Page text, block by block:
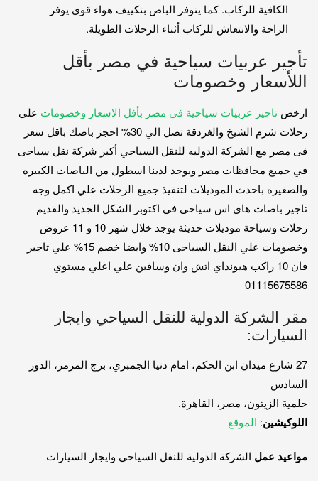
الكافية للركاب. كما يتوفر الباص بتكييف هواء قوي يوفر
الراحة والانتعاش للركاب أثناء الرحلات الطويلة.
تأجير عربيات سياحية في مصر بأقل
اللأسعار وخصومات
ارخص تاجير عربيات سياحية في مصر بأفل الاسعار وخصومات علي
رحلات شرم الشيخ والغردقة تصل الي 30% احجز باصك باقل سعر
فى مصر مع الشركة الدوليه للنقل السياحي أكبر شركة نقل سياحى
في جميع محافظات مصر ويوجد لدينا اسطول من الباصات الكبيره
والصغيره باحدث الموديلات لتنفيذ جميع الرحلات علي اكمل وجه
تاجير باصات هاي اس سياحى في اكتوبر الشكل الجديد والقديم
رحلات وسياحة موديلات حديثة يوجد خلال شهر 10 و 11 عروض
وخصومات علي النقل السياحى 10% وايضا خصم 15% علي تاجير
فان 10 راكب هيونداي اتش وان وساقين علي اعلي مستوي
01115675586
مقر الشركة الدولية للنقل السياحي وايجار
السيارات:
27 شارع ميدان ابن الحكم، امام دنيا الجمبري، برج المرمر، الدور
السادس
حلمية الزيتون، مصر، القاهرة.
اللوكيشين: الموقع
مواعيد عمل الشركة الدولية للنقل السياحي وايجار السيارات